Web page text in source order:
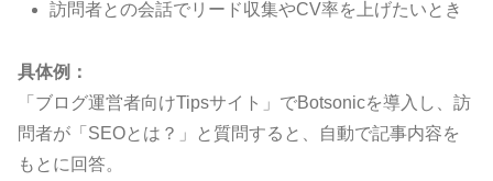
訪問者との会話でリード収集やCV率を上げたいとき
具体例：
「ブログ運営者向けTipsサイト」でBotsonicを導入し、訪
問者が「SEOとは？」と質問すると、自動で記事内容を
もとに回答。